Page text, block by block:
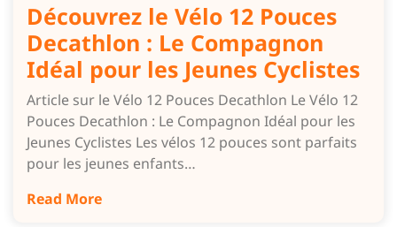
Découvrez le Vélo 12 Pouces
Decathlon : Le Compagnon
Idéal pour les Jeunes Cyclistes
Article sur le Vélo 12 Pouces Decathlon Le Vélo 12
Pouces Decathlon : Le Compagnon Idéal pour les
Jeunes Cyclistes Les vélos 12 pouces sont parfaits
pour les jeunes enfants…
Read More